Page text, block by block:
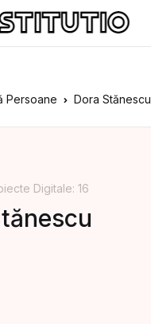
Persoane Dora Stănescu
Digitale: 16